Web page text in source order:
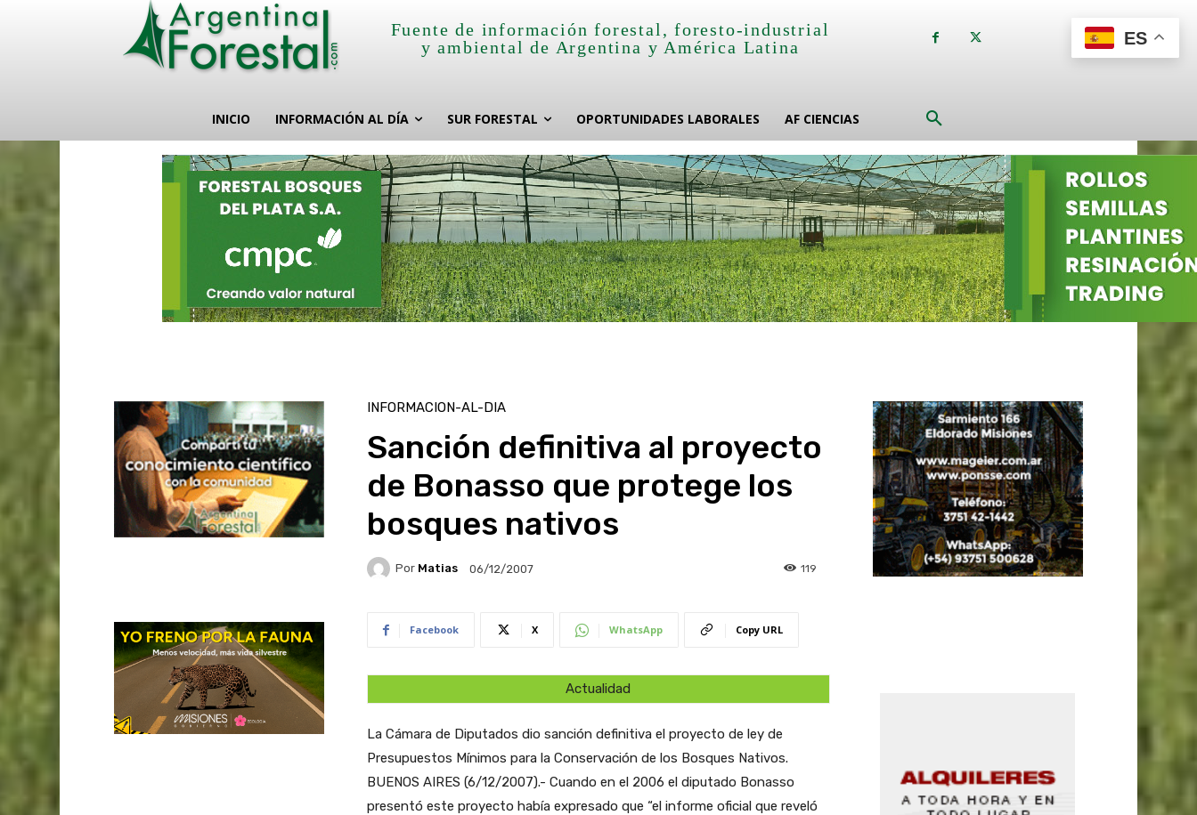
Fuente de información forestal, foresto-industrial
y ambiental de Argentina y América Latina
INICIO INFORMACIÓN AL DÍA SUR FORESTAL OPORTUNIDADES LABORALES AF CIENCIAS
INFORMACION-AL-DIA
Sanción definitiva al proyecto
de Bonasso que protege los
bosques nativos
Por Matias 06/12/2007 119
Facebook X WhatsApp Copy URL
Actualidad
La Cámara de Diputados dio sanción definitiva el proyecto de ley de
Presupuestos Mínimos para la Conservación de los Bosques Nativos.
BUENOS AIRES (6/12/2007).- Cuando en el 2006 el diputado Bonasso
presentó este proyecto había expresado que “el informe oficial que reveló
ES